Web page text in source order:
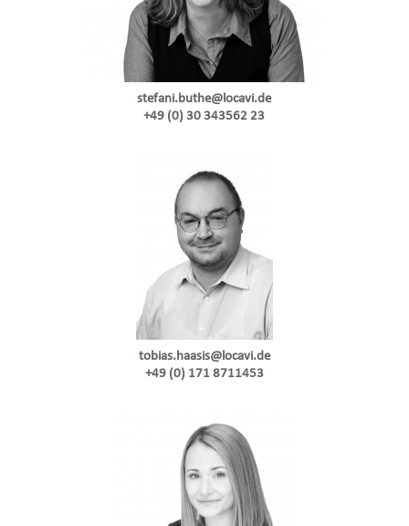
stefani.buthe@locavi.de
+49 (0) 30 343562 23
tobias.haasis@locavi.de
+49 (0) 171 8711453